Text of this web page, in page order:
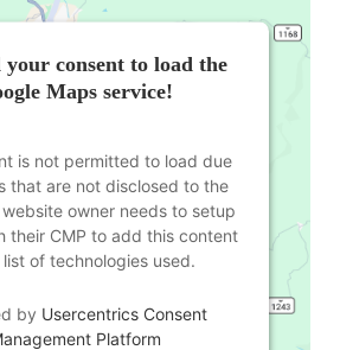
your consent to load the
Maps service!
is not permitted to load due
that are not disclosed to the
owner needs to setup
their CMP to add this content
of technologies used.
by Usercentrics Consent
Platform